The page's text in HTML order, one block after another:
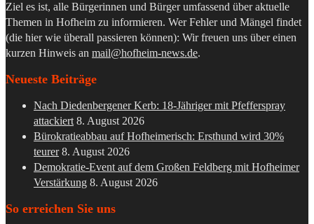
Ziel es ist, alle Bürgerinnen und Bürger umfassend über aktuelle
Themen in Hofheim zu informieren. Wer Fehler und Mängel findet
(die hier wie überall passieren können): Wir freuen uns über einen
kurzen Hinweis an mail@hofheim-news.de.
Neueste Beiträge
Nach Diedenbergener Kerb: 18-Jähriger mit Pfefferspray
attackiert 8. August 2026
Bürokratieabbau auf Hofheimerisch: Ersthund wird 30%
teurer 8. August 2026
Demokratie-Event auf dem Großen Feldberg mit Hofheimer
Verstärkung 8. August 2026
So erreichen Sie uns